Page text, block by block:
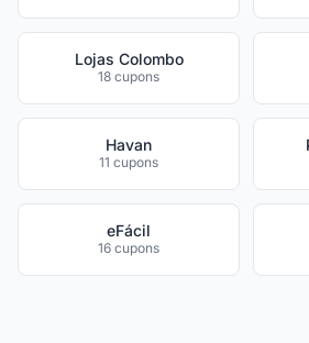
Lojas Colombo
18 cupons
Havan
11 cupons
eFácil
16 cupons